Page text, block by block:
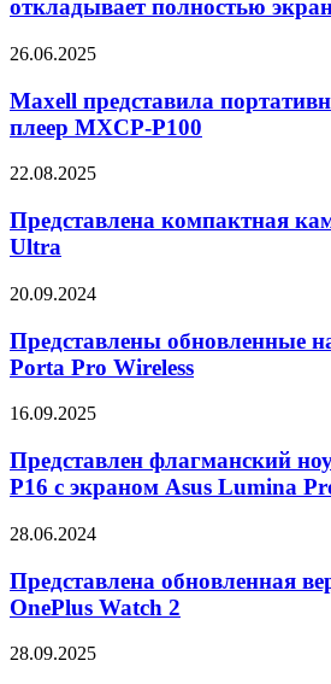
откладывает
экранный
откладывает полностью
Maxell
портативный
кассетный
плеер
P100
26.06.2025
Maxell представила
плеер MXCP-P100
Представлена
камера
Insta360
GO
22.08.2025
Представлена компактная
Ultra
Представлены
наушники
Koss
Porta
Wireless
20.09.2024
Представлены обновленные
Porta Pro Wireless
Представлен
ноутбук
Asus
ProArt
с
Asus
Lumina
OLED
16.09.2025
Представлен флагманский
P16 с экраном Asus Lumina
Представлена
версия
смарт-
часов
Watch
28.06.2024
Представлена обновленная
OnePlus Watch 2
Представлен
28.09.2025